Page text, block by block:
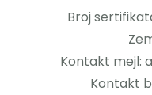
Broj
Kontakt mejl:
Kontakt